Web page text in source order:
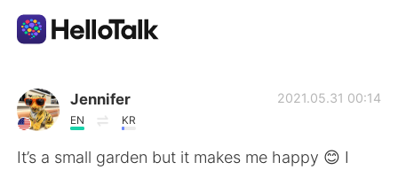
Dil Değişimi Uygulaması
AI Grammar Checker
Jennifer
EN KR
2021.05.31 00:14
It’s a small garden but it makes me happy 😊 I